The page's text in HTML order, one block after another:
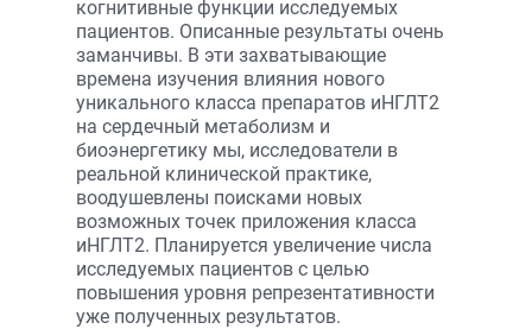
когнитивные функции исследуемых
пациентов. Описанные результаты очень
заманчивы. В эти захватывающие
времена изучения влияния нового
уникального класса препаратов иНГЛТ2
на сердечный метаболизм и
биоэнергетику мы, исследователи в
реальной клинической практике,
воодушевлены поисками новых
возможных точек приложения класса
иНГЛТ2. Планируется увеличение числа
исследуемых пациентов с целью
повышения уровня репрезентативности
уже полученных результатов.